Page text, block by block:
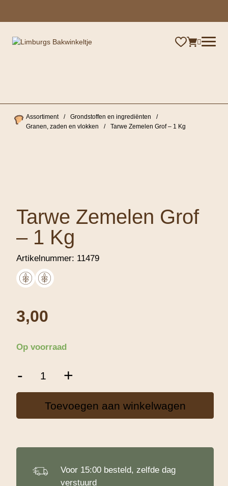
Assortiment / Grondstoffen en ingrediënten
/
Granen, zaden en vlokken
/ Tarwe Zemelen Grof – 1 Kg
Tarwe Zemelen Grof
– 1 Kg
Artikelnummer: 11479
3,00
Op voorraad
-Zemelen
-
Kg
+
Toevoegen aan winkelwagen
Voor 15:00 besteld, zelfde dag
verstuurd